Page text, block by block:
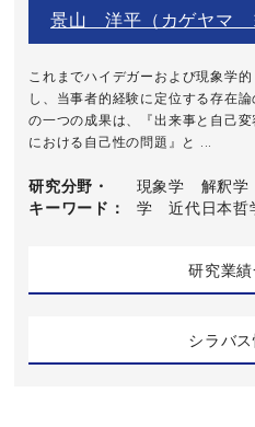
景山 洋平（カゲヤマ
これまでハイデガーおよび現象学
し、当事者的経験に定位する存在
の一つの成果は、『出来事と自己
における自己性の問題』と ...
研究分野・
キーワード
現象学 解釈
学 近代日本哲
研究業
シラバ